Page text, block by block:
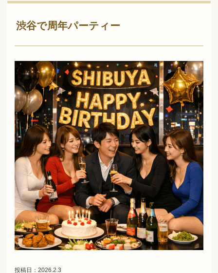
渋谷で周年パーティー
投稿日：2026.2.3